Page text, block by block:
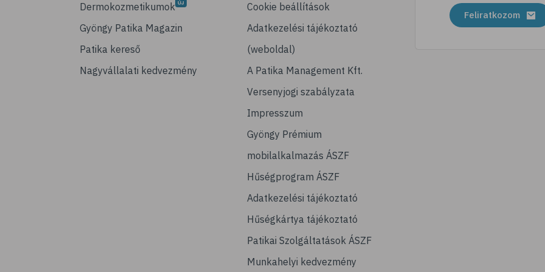
Dermokozmetikumok
Gyöngy Patika Magazin
Patika kereső
Nagyvállalati kedvezmény
Cookie beállítások
Adatkezelési tájékoztató
(weboldal)
A Patika Management Kft.
Versenyjogi szabályzata
Impresszum
Gyöngy Prémium
mobilalkalmazás ÁSZF
Hűségprogram ÁSZF
Adatkezelési tájékoztató
Hűségkártya tájékoztató
Patikai Szolgáltatások ÁSZF
Munkahelyi kedvezmény
Feliratkozom